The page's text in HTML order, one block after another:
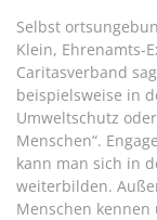
Selbst
Klein, Ehrenamts-
Caritasverband
beispielsweise in
Umweltschutz
Menschen“.
kann man sich in
weiterbilden.
Menschen